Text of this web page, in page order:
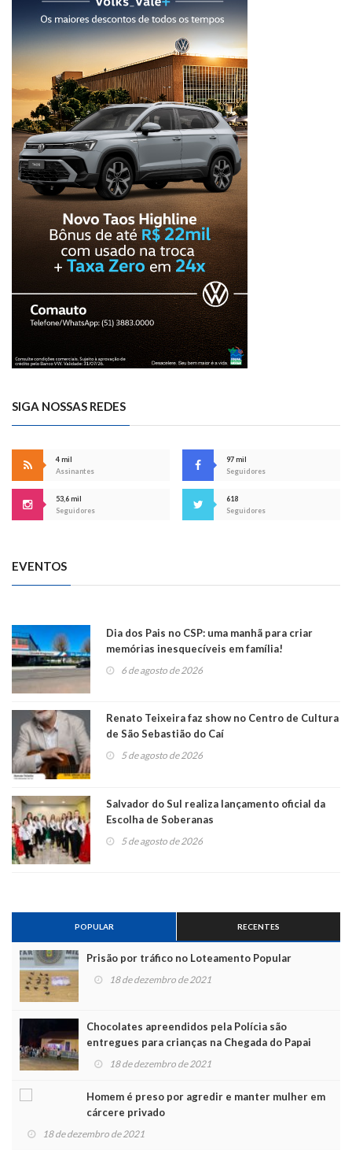
SIGA NOSSAS REDES
4 mil
Assinantes
97 mil
Seguidores
53,6 mil
Seguidores
618
Seguidores
EVENTOS
Dia dos Pais no CSP: uma manhã para criar
memórias inesquecíveis em família!
6 de agosto de 2026
Renato Teixeira faz show no Centro de Cultura
de São Sebastião do Caí
5 de agosto de 2026
Salvador do Sul realiza lançamento oficial da
Escolha de Soberanas
5 de agosto de 2026
POPULAR RECENTES
Prisão por tráfico no Loteamento Popular
18 de dezembro de 2021
Chocolates apreendidos pela Polícia são
entregues para crianças na Chegada do Papai
Noel
18 de dezembro de 2021
Homem é preso por agredir e manter mulher em
cárcere privado
18 de dezembro de 2021